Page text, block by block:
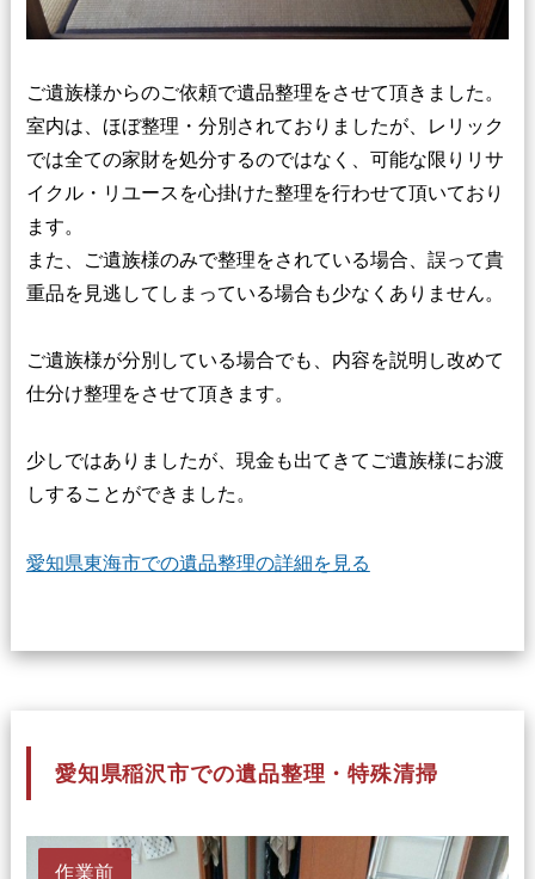
ご遺族様からのご依頼で遺品整理をさせて頂きました。
室内は、ほぼ整理・分別されておりましたが、レリック
では全ての家財を処分するのではなく、可能な限りリサ
イクル・リユースを心掛けた整理を行わせて頂いており
ます。
また、ご遺族様のみで整理をされている場合、誤って貴
重品を見逃してしまっている場合も少なくありません。
ご遺族様が分別している場合でも、内容を説明し改めて
仕分け整理をさせて頂きます。
少しではありましたが、現金も出てきてご遺族様にお渡
しすることができました。
愛知県東海市での遺品整理の詳細を見る
愛知県稲沢市での遺品整理・特殊清掃
作業前